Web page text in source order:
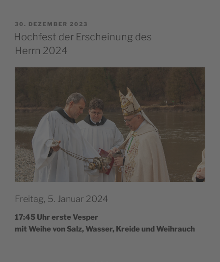
VERÖFFENTLICHT
AM
30. DEZEMBER 2023
Hochfest der Erscheinung des
Herrn 2024
Freitag, 5. Januar 2024
17:45 Uhr ers­te Vesper
mit Wei­he von Salz, Was­ser, Krei­de und Weihrauch